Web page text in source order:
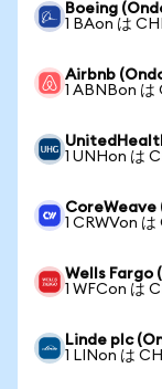
Boeing
1 BAon は
Airbnb
1 ABNBon は
1 UNHon は
CoreWeave
1 CRWVon
Wells Fargo
1 WFCon は
Linde plc
1 LINon は